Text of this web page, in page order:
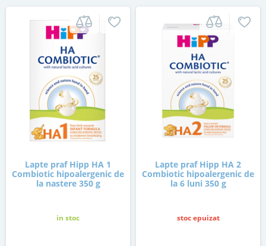
Lapte praf Hipp HA 1
Combiotic hipoalergenic de
la nastere 350 g
in stoc
Lapte praf Hipp HA 2
Combiotic hipoalergenic de
la 6 luni 350 g
stoc epuizat